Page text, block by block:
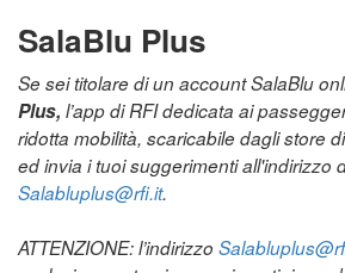
SalaBlu Plus
Se sei titolare di un account SalaBlu
Plus, l’app di RFI dedicata ai
ridotta mobilità, scaricabile dagli store
ed invia i tuoi suggerimenti all'indirizzo
Salabluplus@rfi.it.
ATTENZIONE: l’indirizzo